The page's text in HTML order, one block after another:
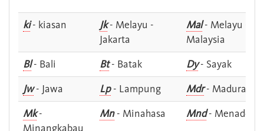
ki- kiasan Jk- Melayu -
Jakarta
Mal- Melayu -
Malaysia
Bl- Bali Bt- Batak Dy- Sayak
Jw- Jawa Lp- Lampung Mdr- Madura
Mk-
Minangkabau
Mn- Minahasa Mnd- Menado